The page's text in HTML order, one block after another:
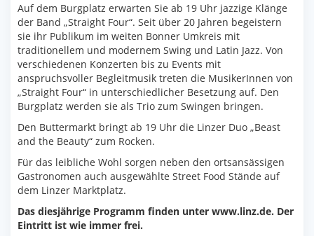
Auf dem Burgplatz erwarten Sie ab 19 Uhr jazzige Klänge
der Band „Straight Four“. Seit über 20 Jahren begeistern
sie ihr Publikum im weiten Bonner Umkreis mit
traditionellem und modernem Swing und Latin Jazz. Von
verschiedenen Konzerten bis zu Events mit
anspruchsvoller Begleitmusik treten die MusikerInnen von
„Straight Four“ in unterschiedlicher Besetzung auf. Den
Burgplatz werden sie als Trio zum Swingen bringen.
Den Buttermarkt bringt ab 19 Uhr die Linzer Duo „Beast
and the Beauty“ zum Rocken.
Für das leibliche Wohl sorgen neben den ortsansässigen
Gastronomen auch ausgewählte Street Food Stände auf
dem Linzer Marktplatz.
Das diesjährige Programm finden unter www.linz.de. Der
Eintritt ist wie immer frei.